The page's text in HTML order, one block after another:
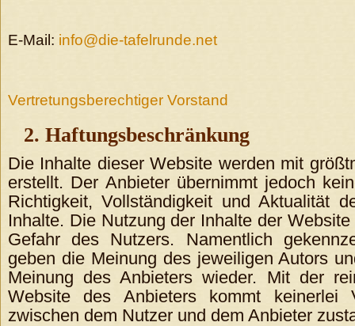
E-Mail: info@die-tafelrunde.net
Vertretungsberechtiger Vorstand
2. Haftungsbeschränkung
Die Inhalte dieser Website werden mit
erstellt. Der Anbieter übernimmt jedoch
Richtigkeit, Vollständigkeit und Aktualität
Inhalte. Die Nutzung der Inhalte der
Gefahr des Nutzers. Namentlich
geben die Meinung des jeweiligen Autors
Meinung des Anbieters wieder. Mit der
Website des Anbieters kommt keinerlei
zwischen dem Nutzer und dem Anbieter